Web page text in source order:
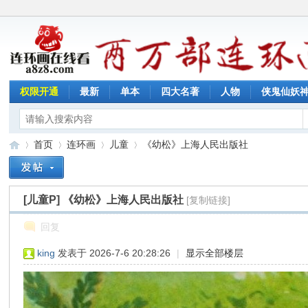
权限开通 最新 单本 四大名著 人物 侠鬼仙妖
»
首页
›
连环画
›
儿童
›
《幼松》上海人民出版社
[儿童P] 《幼松》上海人民出版社 [复制链接]
回复
king 发表于 2026-7-6 20:28:26 | 显示全部楼层